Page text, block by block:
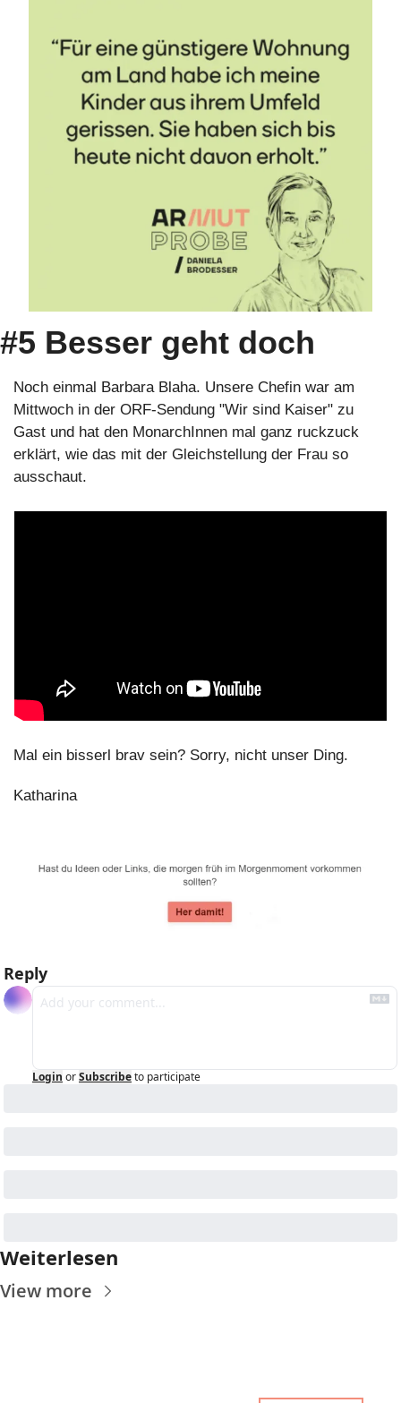
#5 Besser geht doch
Noch einmal Barbara Blaha. Unsere Chefin war am
Mittwoch in der ORF-Sendung "Wir sind Kaiser" zu
Gast und hat den MonarchInnen mal ganz ruckzuck
erklärt, wie das mit der Gleichstellung der Frau so
ausschaut.
Mal ein bisserl brav sein? Sorry, nicht unser Ding.
Katharina
Reply
Login orSubscribeto participate
Weiterlesen
View more